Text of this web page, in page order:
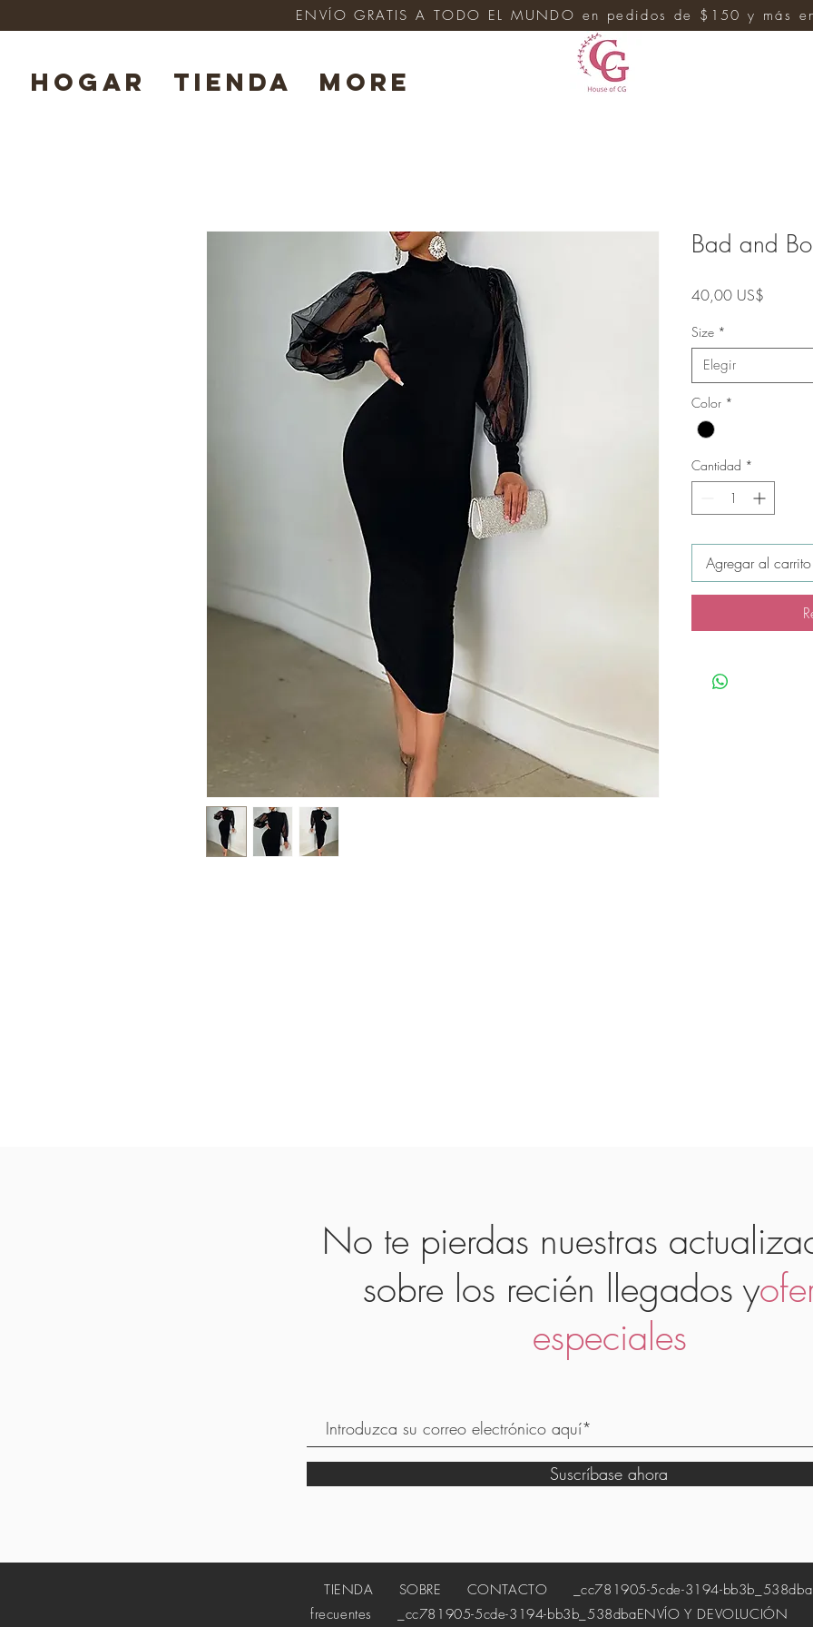
HOGAR TIENDA More
ENVÍO GRATIS A TODO EL MUNDO en pedidos de $150 y más
Bad and
40,00 US$
Size *
Elegir
Color *
Cantidad *
Agregar al carrito
No te pierdas nuestras
sobre los recién llegados y
especiales
Suscríbase ahora
TIENDA SOBRE CONTACTO _cc781905-5cde-3194-bb3b_538dba
frecuentes
_cc781905-5cde-3194-bb3b_538dbaENVÍO Y DEVOLUCIÓN